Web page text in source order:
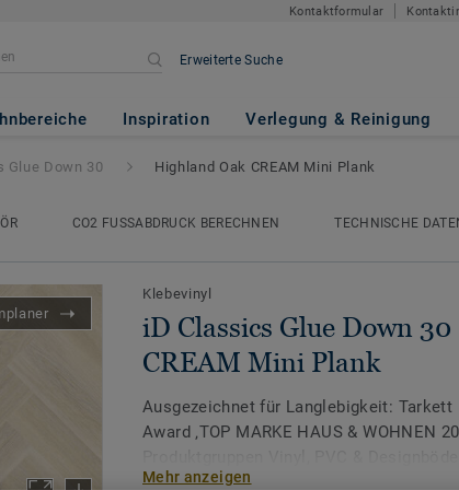
Kontaktformular
Erweiterte Suche
Inspiration Verlegung & Reinigung
30 - Highland Oak
Glue Down 30 Highland Oak CREAM Mini Plank
CO2 FUSSABDRUCK BERECHNEN
TECHNISCHE
Klebevinyl
iD Classics Glue Down
CREAM Mini Plank
Ausgezeichnet für Langlebigkeit: Tarkett
Award ‚TOP MARKE HAUS & WOHNEN
Mehr anzeigen